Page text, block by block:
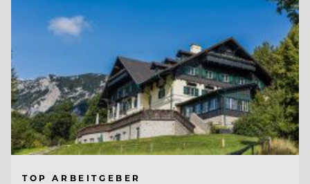
TOP ARBEITGEBER